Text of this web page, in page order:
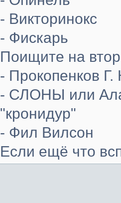
- Викторинокс
- Фискарь
Поищите на
- Прокопенков Г.
- СЛОНЫ или
"кронидур"
- Фил Вилсон
Если ещё что